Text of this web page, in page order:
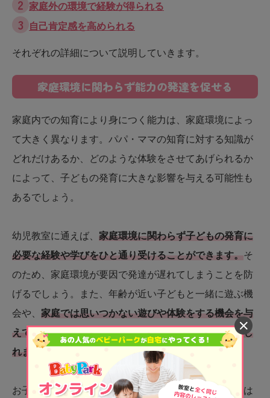
家庭外の環境で経験が得られる
自己肯定感を高められる
それぞれの詳細について説明していきます。
家庭環境に関わらず能力の発達を促せる
家庭内での知育により身につく能力は、家庭環境によっ
て大きく異なります。パパ・ママの知育に対する知識が
どれだけあるか、どのような体験をさせてあげられるか
によって、子どもの発育に大きな影響を与える可能性も
あるでしょう。
幼児教室に通えば、 家庭環境に関わらず子どもの発育に
必要な経験や学びをひと通り受けることができます。 そ
のため、家庭環境が要因で発達が遅れてしまうことを防
げるでしょう。また、年齢が近い子どもと一緒に遊ぶ機
会や、 家庭では思いつかない遊びや体験をする機会を与
えてくれるため、想像もしなかった能力が花開くかもし
れません。
お子さんが将来どのような道に進むかは幼児の段階では